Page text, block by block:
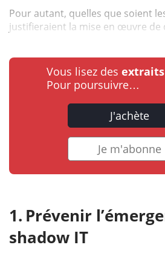
Pour autant, quelles que soient
justifieraient la mise en œuvre de
Vous lisez des
Pour poursuivre…
J'achète
Je m'abonne
Prévenir
shadow IT